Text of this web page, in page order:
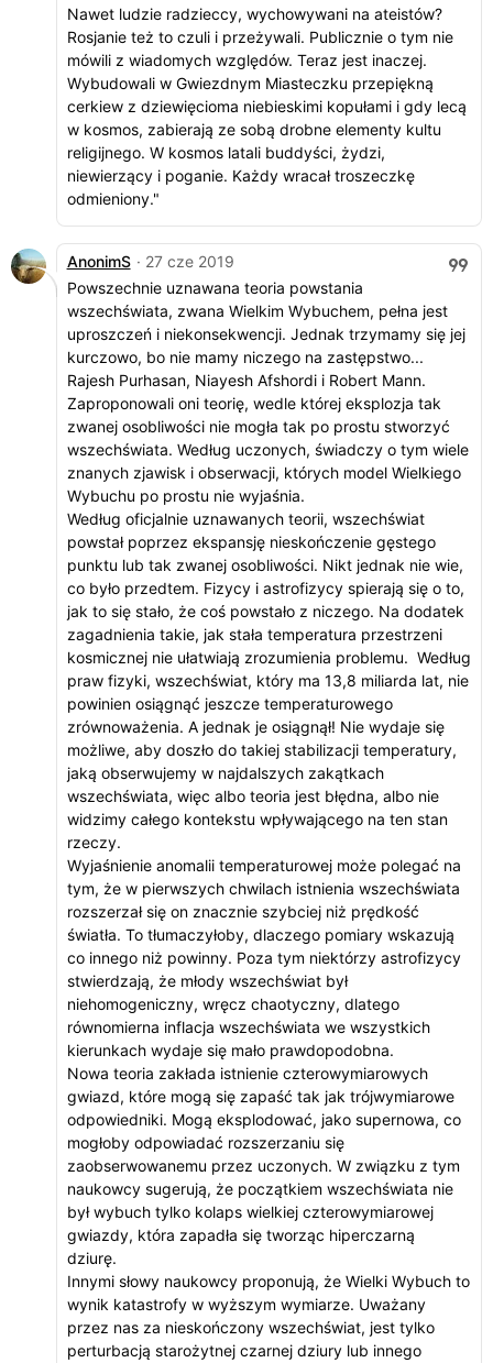
Nawet ludzie radzieccy, wychowywani na ateistów?
Rosjanie też to czuli i przeżywali. Publicznie o tym nie
mówili z wiadomych względów. Teraz jest inaczej.
Wybudowali w Gwiezdnym Miasteczku przepiękną
cerkiew z dziewięcioma niebieskimi kopułami i gdy lecą
w kosmos, zabierają ze sobą drobne elementy kultu
religijnego. W kosmos latali buddyści, żydzi,
niewierzący i poganie. Każdy wracał troszeczkę
odmieniony."
AnonimS · 27 cze 2019
Powszechnie uznawana teoria powstania
wszechświata, zwana Wielkim Wybuchem, pełna jest
uproszczeń i niekonsekwencji. Jednak trzymamy się jej
kurczowo, bo nie mamy niczego na zastępstwo...
Rajesh Purhasan, Niayesh Afshordi i Robert Mann.
Zaproponowali oni teorię, wedle której eksplozja tak
zwanej osobliwości nie mogła tak po prostu stworzyć
wszechświata. Według uczonych, świadczy o tym wiele
znanych zjawisk i obserwacji, których model Wielkiego
Wybuchu po prostu nie wyjaśnia.
Według oficjalnie uznawanych teorii, wszechświat
powstał poprzez ekspansję nieskończenie gęstego
punktu lub tak zwanej osobliwości. Nikt jednak nie wie,
co było przedtem. Fizycy i astrofizycy spierają się o to,
jak to się stało, że coś powstało z niczego. Na dodatek
zagadnienia takie, jak stała temperatura przestrzeni
kosmicznej nie ułatwiają zrozumienia problemu. Według
praw fizyki, wszechświat, który ma 13,8 miliarda lat, nie
powinien osiągnąć jeszcze temperaturowego
zrównoważenia. A jednak je osiągnął! Nie wydaje się
możliwe, aby doszło do takiej stabilizacji temperatury,
jaką obserwujemy w najdalszych zakątkach
wszechświata, więc albo teoria jest błędna, albo nie
widzimy całego kontekstu wpływającego na ten stan
rzeczy.
Wyjaśnienie anomalii temperaturowej może polegać na
tym, że w pierwszych chwilach istnienia wszechświata
rozszerzał się on znacznie szybciej niż prędkość
światła. To tłumaczyłoby, dlaczego pomiary wskazują
co innego niż powinny. Poza tym niektórzy astrofizycy
stwierdzają, że młody wszechświat był
niehomogeniczny, wręcz chaotyczny, dlatego
równomierna inflacja wszechświata we wszystkich
kierunkach wydaje się mało prawdopodobna.
Nowa teoria zakłada istnienie czterowymiarowych
gwiazd, które mogą się zapaść tak jak trójwymiarowe
odpowiedniki. Mogą eksplodować, jako supernowa, co
mogłoby odpowiadać rozszerzaniu się
zaobserwowanemu przez uczonych. W związku z tym
naukowcy sugerują, że początkiem wszechświata nie
był wybuch tylko kolaps wielkiej czterowymiarowej
gwiazdy, która zapadła się tworząc hiperczarną
dziurę.
Innymi słowy naukowcy proponują, że Wielki Wybuch to
wynik katastrofy w wyższym wymiarze. Uważany
przez nas za nieskończony wszechświat, jest tylko
perturbacją starożytnej czarnej dziury lub innego